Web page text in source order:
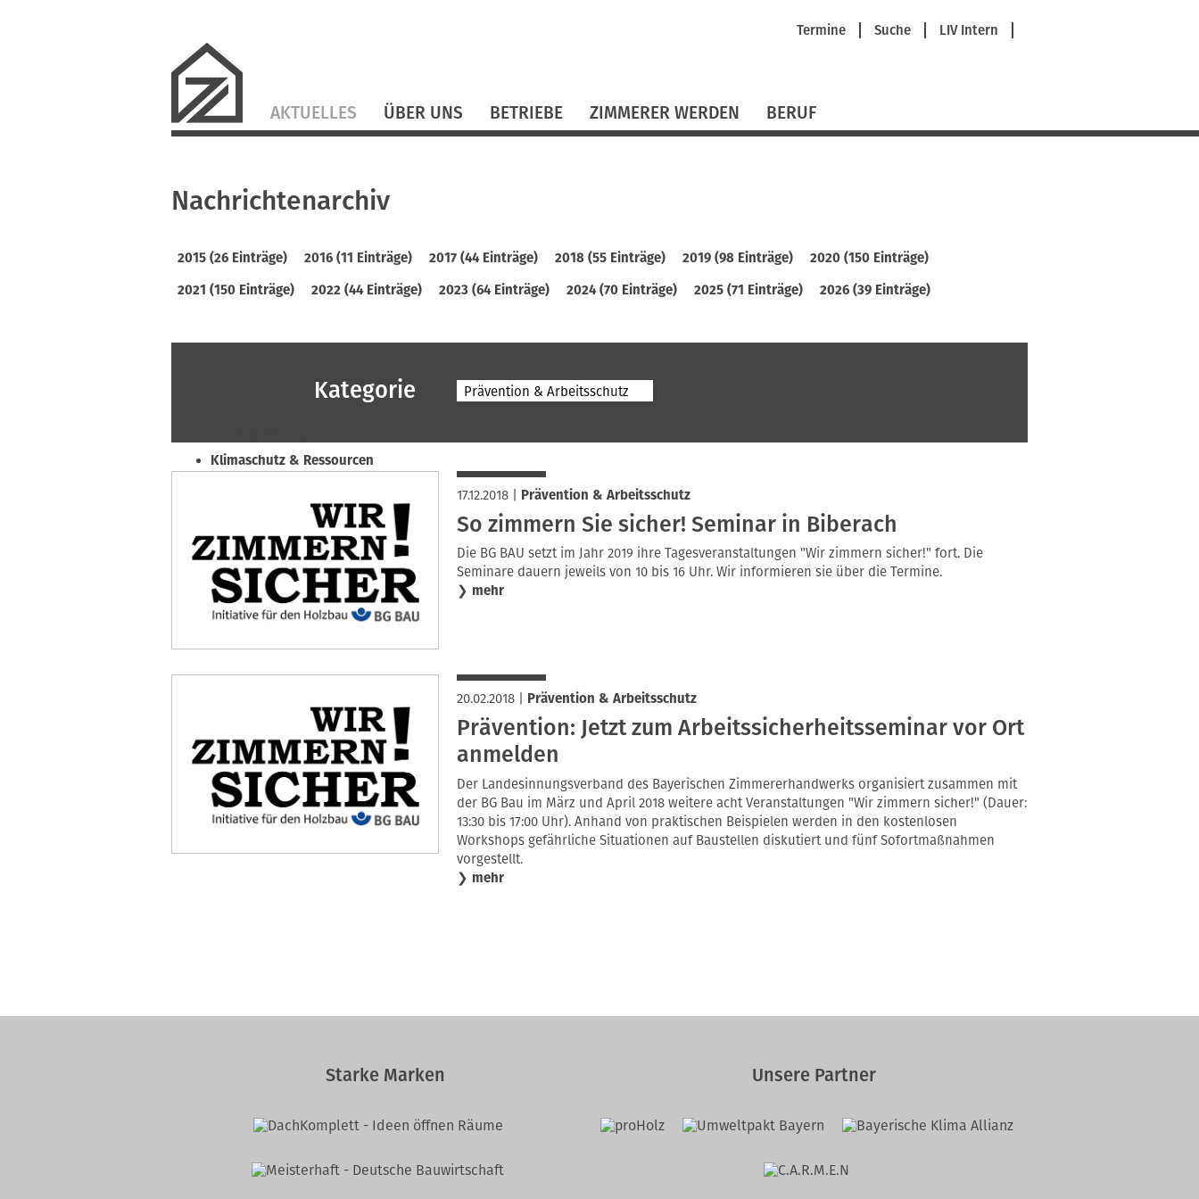
Navigation
Termine Suche LIV Intern
überspringen
AKTUELLES ÜBER UNS BETRIEBE ZIMMERER WERDEN BERUF
Nachrichtenarchiv
2015 (26 Einträge) 2016 (11 Einträge) 2017 (44 Einträge) 2018 (55 Einträge) 2019 (98 Einträge)
2020 (150 Einträge)
2021 (150 Einträge)
2022 (44 Einträge) 2023 (64 Einträge) 2024 (70 Einträge) 2025 (71 Einträge) 2026 (39 Einträge)
Kategorie Prävention & Arbeitsschutz
Klimaschutz & Ressourcen
Prävention & Arbeitsschutz
Recht & Wirtschaft
Soziales & Tarifpolitik
Verband & Innungen
Interviews
17.12.2018| Prävention & Arbeitsschutz
So zimmern Sie sicher! Seminar in Biberach
Die BG BAU setzt im Jahr 2019 ihre Tagesveranstaltungen "Wir zimmern sicher!" fort. Die
Seminare dauern jeweils von 10 bis 16 Uhr. Wir informieren sie über die Termine.
❯ mehr
20.02.2018| Prävention & Arbeitsschutz
Prävention: Jetzt zum Arbeitssicherheitsseminar vor Ort
anmelden
Der Landesinnungsverband des Bayerischen Zimmererhandwerks organisiert zusammen mit
der BG Bau im März und April 2018 weitere acht Veranstaltungen "Wir zimmern sicher!" (Dauer:
13:30 bis 17:00 Uhr). Anhand von praktischen Beispielen werden in den kostenlosen
Workshops gefährliche Situationen auf Baustellen diskutiert und fünf Sofortmaßnahmen
vorgestellt.
❯ mehr
Starke Marken Unsere Partner